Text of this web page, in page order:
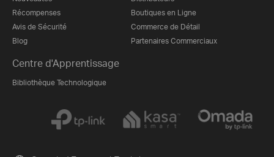
Récompenses
Avis de Sécurité
Blog
Boutiques en Ligne
Commerce de Détail
Partenaires Commerciaux
Centre d'Apprentissage
Bibliothèque Technologique